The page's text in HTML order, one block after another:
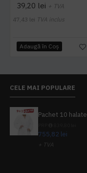
39,20 lei + TVA
47,43 lei TVA inclus
Adaugă în Coş
CELE MAI POPULARE
755,82 lei
+ TVA